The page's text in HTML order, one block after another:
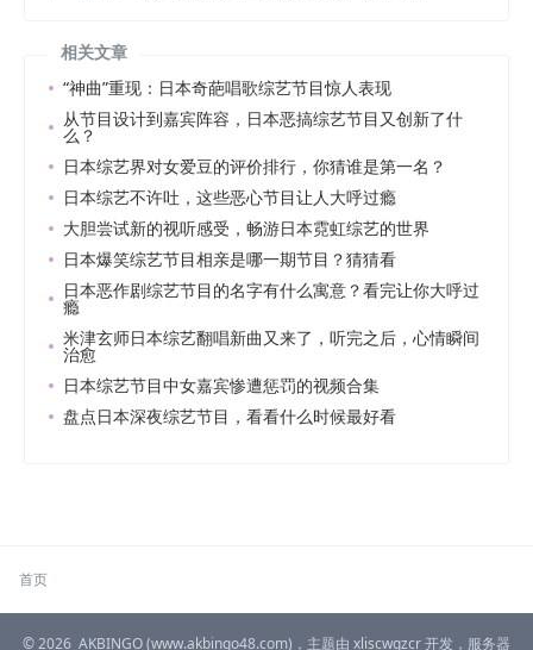
相关文章
“神曲”重现：日本奇葩唱歌综艺节目惊人表现
从节目设计到嘉宾阵容，日本恶搞综艺节目又创新了什
么？
日本综艺界对女爱豆的评价排行，你猜谁是第一名？
日本综艺不许吐，这些恶心节目让人大呼过瘾
大胆尝试新的视听感受，畅游日本霓虹综艺的世界
日本爆笑综艺节目相亲是哪一期节目？猜猜看
日本恶作剧综艺节目的名字有什么寓意？看完让你大呼过
瘾
米津玄师日本综艺翻唱新曲又来了，听完之后，心情瞬间
治愈
日本综艺节目中女嘉宾惨遭惩罚的视频合集
盘点日本深夜综艺节目，看看什么时候最好看
首页
© 2026 AKBINGO(www.akbingo48.com)，主题由 xliscwgzcr开发，服务器